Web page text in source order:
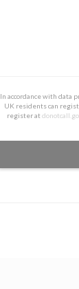
In accordance with data
UK residents can
register at